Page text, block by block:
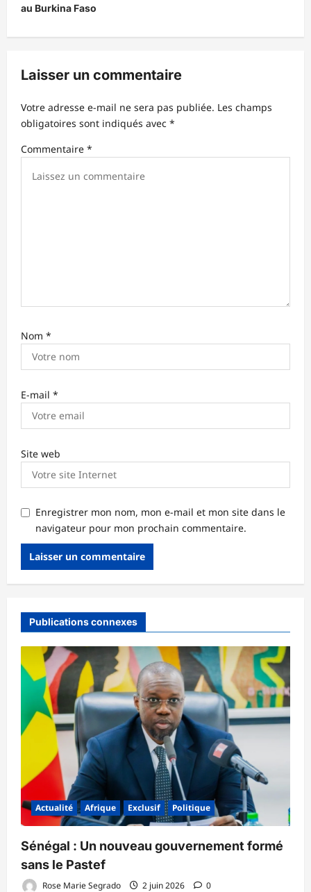
a
t
o
n
d
’
au Burkina Faso
Laisser un commentaire
Votre adresse e-mail ne sera pas publiée. Les champs
obligatoires sont indiqués avec *
Commentaire *
Nom *
E-mail *
Site web
Enregistrer mon nom, mon e-mail et mon site dans le
navigateur pour mon prochain commentaire.
Publications connexes
Actualité Afrique Exclusif Politique
Sénégal : Un nouveau gouvernement formé
sans le Pastef
Rose Marie Segrado 2 juin 2026 0